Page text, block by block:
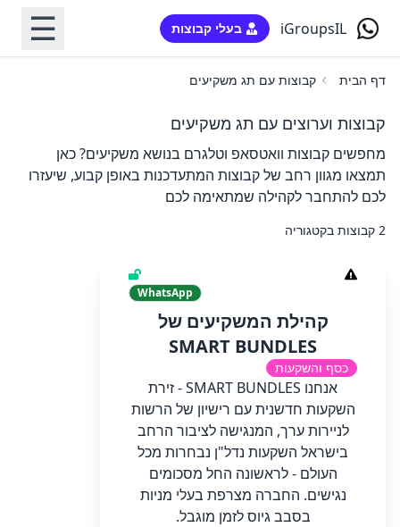
iGroupsIL בעלי קבוצות ☰
דף הבית קבוצות עם תג משקיעים
קבוצות וערוצים עם תג משקיעים
מחפשים קבוצות וואטסאפ וטלגרם בנושא משקיעים? כאן
תמצאו מגוון רחב של קבוצות המתעדכנות באופן קבוע, שיעזרו
לכם להתחבר לקהילה שמתאימה לכם
2 קבוצות בקטגוריה
WhatsApp
קהילת המשקיעים של
SMART BUNDLES
כסף והשקעות
אנחנו SMART BUNDLES - זירת
השקעות חדשנית עם רישיון של הרשות
לניירות ערך, המנגישה לציבור הרחב
בישראל השקעות נדל"ן נבחרות מכל
העולם - לראשונה החל מסכומים
נגישים. החברה מצרפת בעלי מניות
בסבב גיוס לזמן מוגבל.